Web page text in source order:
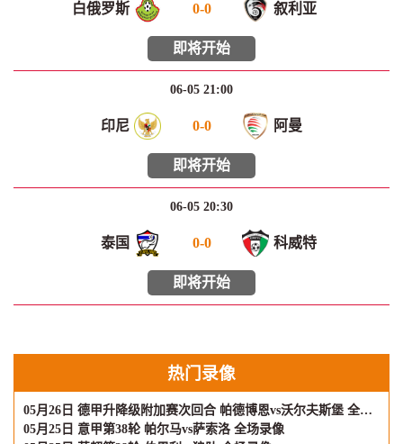
白俄罗斯 0-0 叙利亚
即将开始
06-05 21:00
印尼 0-0 阿曼
即将开始
06-05 20:30
泰国 0-0 科威特
即将开始
热门录像
05月26日 德甲升降级附加赛次回合 帕德博恩vs沃尔夫斯堡 全场录像
05月25日 意甲第38轮 帕尔马vs萨索洛 全场录像